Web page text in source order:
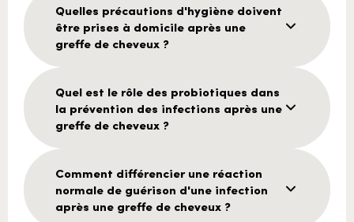
Quelles précautions d'hygiène doivent
être prises à domicile après une
greffe de cheveux ?
Quel est le rôle des probiotiques dans
la prévention des infections après une
greffe de cheveux ?
Comment différencier une réaction
normale de guérison d'une infection
après une greffe de cheveux ?